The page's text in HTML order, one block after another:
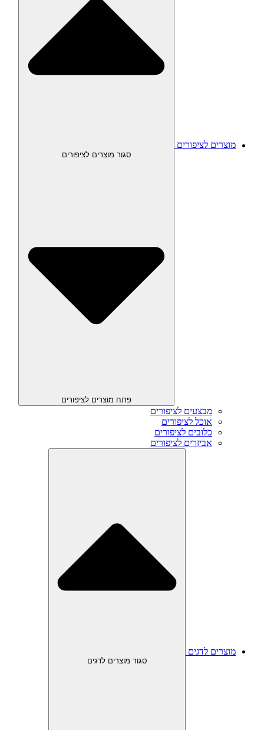
מוצרים לציפורים
סגור מוצרים לציפורים
פתח מוצרים לציפורים
מבצעים לציפורים
אוכל לציפורים
כלובים לציפורים
אביזרים לציפורים
מוצרים לדגים
סגור מוצרים לדגים